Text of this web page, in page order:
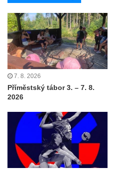
7. 8. 2026
Příměstský tábor 3. – 7. 8.
2026